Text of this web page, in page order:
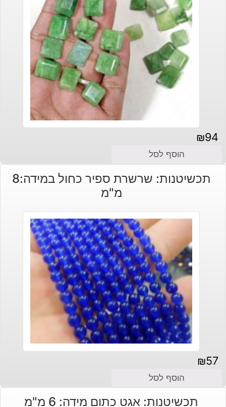
₪94
הוסף לסל
תכשיטנות: שרשרת ספיר כחול במידה:8
מ"מ
₪57
הוסף לסל
תכשיטנות: אגט כתום מידה: 6 מ"מ